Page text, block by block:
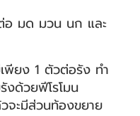
อ มด มวน นก และ
ยง 1 ตัวต่อรัง ทำ
งด้วยฟีโรโมน
ะมีส่วนท้องขยาย